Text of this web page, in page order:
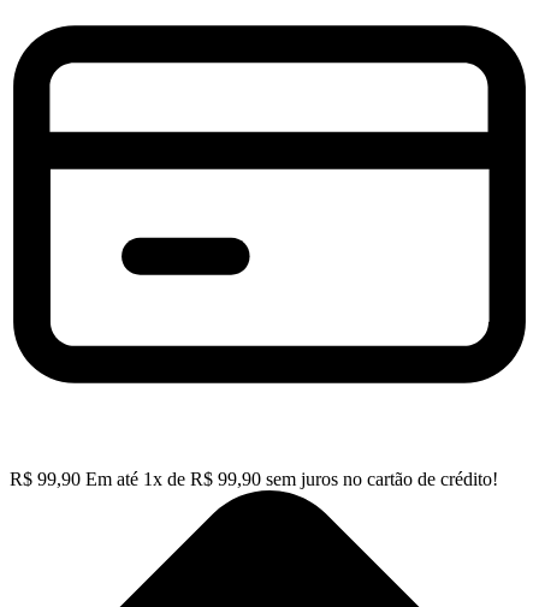
R$ 99,90 Em até 1x de R$ 99,90 sem juros no cartão de crédito!